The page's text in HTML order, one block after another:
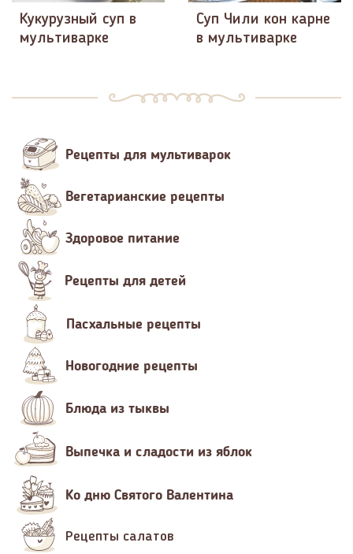
Кукурузный суп в
мультиварке
Суп Чили кон карне
в мультиварке
Рецепты для мультиварок
Вегетарианские рецепты
Здоровое питание
Рецепты для детей
Пасхальные рецепты
Новогодние рецепты
Блюда из тыквы
Выпечка и сладости из яблок
Ко дню Святого Валентина
Рецепты салатов